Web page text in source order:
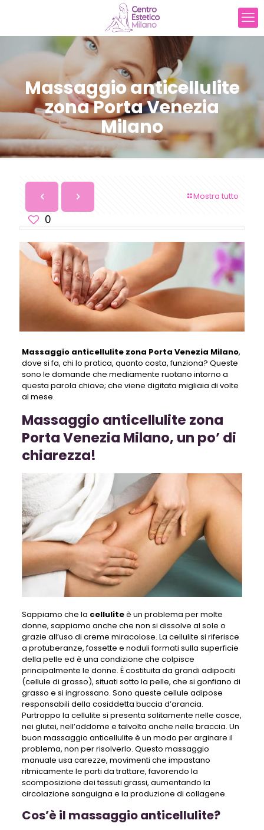
Massaggio anticellulite
zona Porta Venezia
Milano
Mostra tutto
0
Massaggio anticellulite zona Porta Venezia Milano,
dove si fa, chi lo pratica, quanto costa, funziona? Queste
sono le domande che mediamente ruotano intorno a
questa parola chiave; che viene digitata migliaia di volte
al mese.
Massaggio anticellulite zona
Porta Venezia Milano, un po’ di
chiarezza!
Sappiamo che la celluliteè un problema per molte
donne, sappiamo anche che non si dissolve al sole o
grazie all’uso di creme miracolose. La cellulite si riferisce
a protuberanze, fossette e noduli formati sulla superficie
della pelle ed è una condizione che colpisce
principalmente le donne. É costituita da grandi adipociti
(cellule di grasso), situati sotto la pelle, che si gonfiano di
grasso e si ingrossano. Sono queste cellule adipose
responsabili della cosiddetta buccia d’arancia.
Purtroppo la cellulite si presenta solitamente nelle cosce,
nei glutei, nell’addome e talvolta anche nelle braccia. Un
buon massaggio anticellulite è un modo per arginare il
problema, non per risolverlo. Questo massaggio
manuale usa carezze, movimenti che impastano
ritmicamente le parti da trattare, favorendo la
scomposizione dei tessuti grassi, aumentando la
circolazione sanguigna e la produzione di collagene.
Cos’è il massaggio anticellulite?